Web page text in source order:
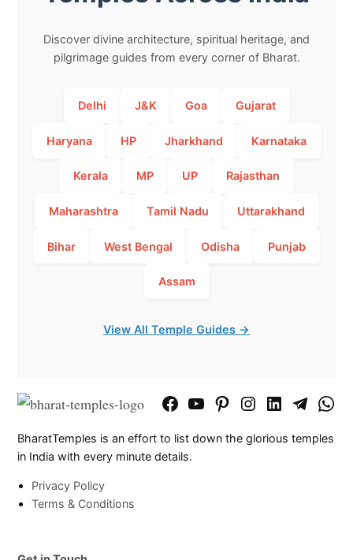
Discover divine architecture, spiritual heritage, and
pilgrimage guides from every corner of Bharat.
Delhi J&K Goa Gujarat
Haryana HP Jharkhand Karnataka
Kerala MP UP Rajasthan
Maharashtra Tamil Nadu Uttarakhand
Bihar West Bengal Odisha Punjab
Assam
View All Temple Guides →
FacebookYouTubePinterestInstagram
LinkedInTelegram
BharatTemples is an effort to list down the glorious temples
in India with every minute details.
Privacy Policy
Terms & Conditions